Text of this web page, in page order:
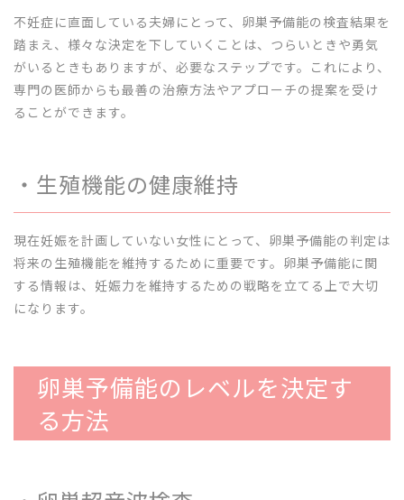
不妊症に直面している夫婦にとって、卵巣予備能の検査結果を
踏まえ、様々な決定を下していくことは、つらいときや勇気
がいるときもありますが、必要なステップです。これにより、
専門の医師からも最善の治療方法やアプローチの提案を受け
ることができます。
・生殖機能の健康維持
現在妊娠を計画していない女性にとって、卵巣予備能の判定は
将来の生殖機能を維持するために重要です。卵巣予備能に関
する情報は、妊娠力を維持するための戦略を立てる上で大切
になります。
卵巣予備能のレベルを決定す
る方法